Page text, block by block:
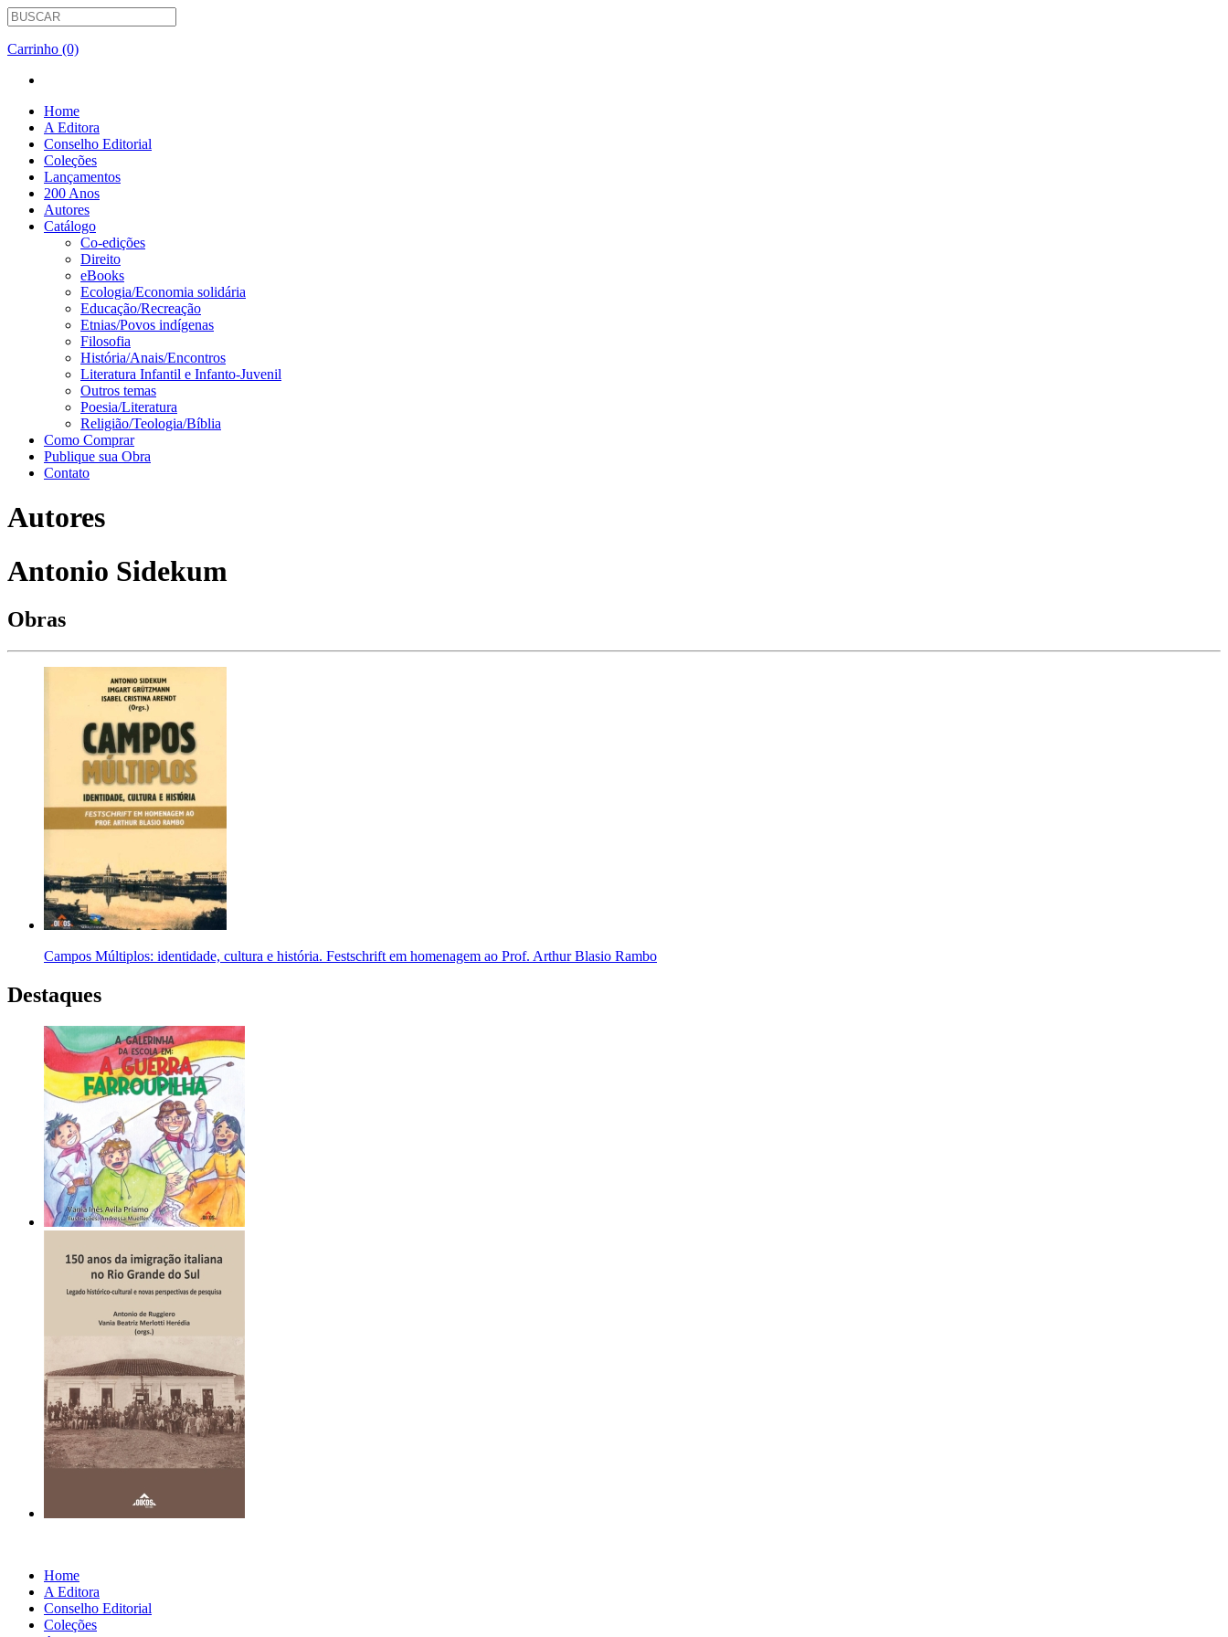
Carrinho (0)
Home
A Editora
Conselho Editorial
Coleções
Lançamentos
200 Anos
Autores
Catálogo
Co-edições
Direito
eBooks
Ecologia/Economia solidária
Educação/Recreação
Etnias/Povos indígenas
Filosofia
História/Anais/Encontros
Literatura Infantil e Infanto-Juvenil
Outros temas
Poesia/Literatura
Religião/Teologia/Bíblia
Como Comprar
Publique sua Obra
Contato
Autores
Antonio Sidekum
Obras
Campos Múltiplos: identidade, cultura e história. Festschrift em homenagem ao Prof. Arthur Blasio Rambo
Destaques
Home
A Editora
Conselho Editorial
Coleções